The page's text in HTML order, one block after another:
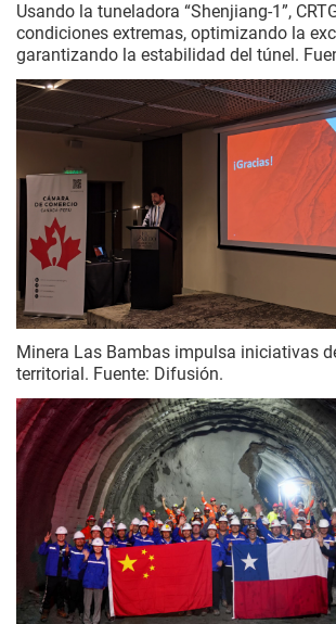
Usando la tuneladora “Shenjiang-1”,
condiciones extremas, optimizando la
garantizando la estabilidad del túnel.
Minera Las Bambas impulsa iniciativas
territorial. Fuente: Difusión.